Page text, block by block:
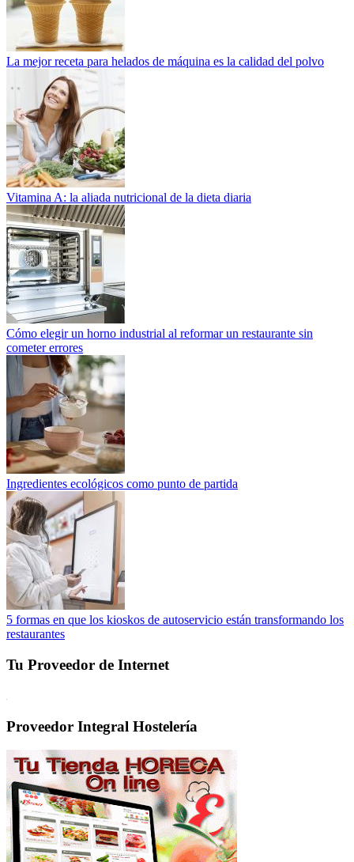
La mejor receta para helados de máquina es la calidad del polvo
Vitamina A: la aliada nutricional de la dieta diaria
Cómo elegir un horno industrial al reformar un restaurante sin
cometer errores
Ingredientes ecológicos como punto de partida
5 formas en que los kioskos de autoservicio están transformando los
restaurantes
Tu Proveedor de Internet
Proveedor Integral Hostelería